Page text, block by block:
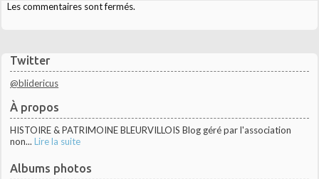
Twitter
@blidericus
À propos
HISTOIRE & PATRIMOINE BLEURVILLOIS Blog géré par l'association
non... Lire la suite
Albums photos
Les commentaires sont fermés.